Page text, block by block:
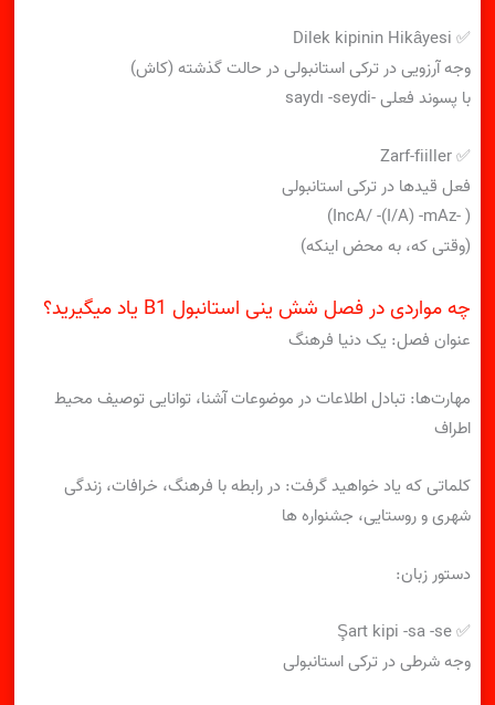
✅ Dilek kipinin Hikâyesi
وجه آرزویی در ترکی استانبولی در حالت گذشته (کاش)
با پسوند فعلی -saydı -seydi
✅ Zarf-fiiller
فعل قیدها در ترکی استانبولی
( -IncA/ -(I/A) -mAz)
(وقتی که، به محض اینکه)
چه مواردی در فصل شش ینی استانبول B1 یاد میگیرید؟
عنوان فصل: یک دنیا فرهنگ
مهارت‌ها: تبادل اطلاعات در موضوعات آشنا، توانایی توصیف محیط
اطراف
کلماتی که یاد خواهید گرفت: در رابطه با فرهنگ، خرافات، زندگی
شهری و روستایی، جشنواره ها
دستور زبان:
✅ Şart kipi -sa -se
وجه شرطی در ترکی استانبولی